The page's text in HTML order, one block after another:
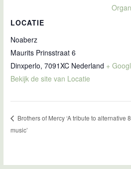
LOCATIE
Noaberz
Maurits Prinsstraat 6
Dinxperlo, 7091XC Nederland +
Bekijk de site van Locatie
Brothers of Mercy ‘A tribute to alternative
music’